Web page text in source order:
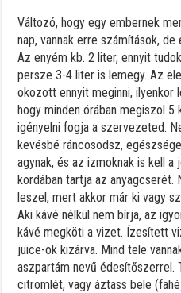
Változó, hogy egy embernek
nap, vannak erre számítások,
Az enyém kb. 2 liter, ennyit
persze 3-4 liter is lemegy. Az
okozott ennyit meginni, ilyenkor
hogy minden órában megiszol
igényelni fogja a szervezeted.
kevésbé ráncosodsz,
agynak, és az izmoknak is kell
kordában tartja az anyagcserét.
leszel, mert akkor már ki vagy
Aki kávé nélkül nem bírja, az
kávé megköti a vizet. Ízesített
juice-ok kizárva. Mind tele
aszpartám nevű édesítőszerrel.
citromlét, vagy áztass bele